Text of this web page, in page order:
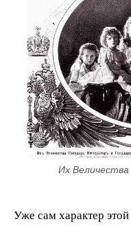
Их
Уже сам характер